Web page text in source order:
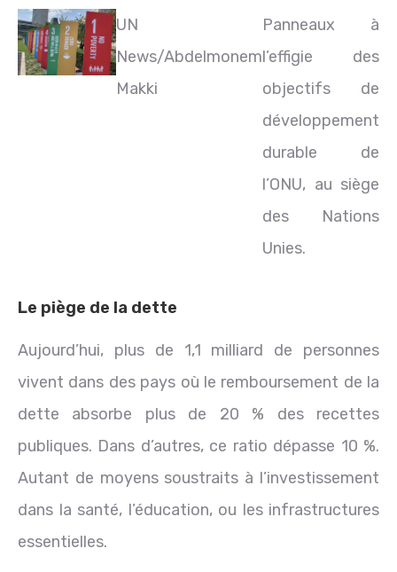
UN
News/Abdelmonem
Makki
Panneaux à
l’effigie des
objectifs de
développement
durable de
l’ONU, au siège
des Nations
Unies.
Le piège de la dette
Aujourd’hui, plus de 1,1 milliard de personnes
vivent dans des pays où le remboursement de la
dette absorbe plus de 20 % des recettes
publiques. Dans d’autres, ce ratio dépasse 10 %.
Autant de moyens soustraits à l’investissement
dans la santé, l’éducation, ou les infrastructures
essentielles.